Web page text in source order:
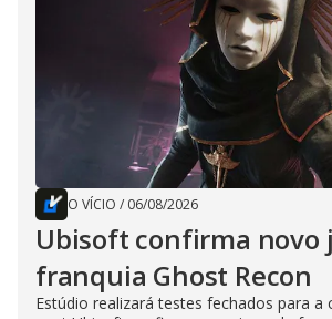
O VÍCIO / 06/08/2026
Ubisoft confirma novo
franquia Ghost Recon
Estúdio realizará testes fechados para a